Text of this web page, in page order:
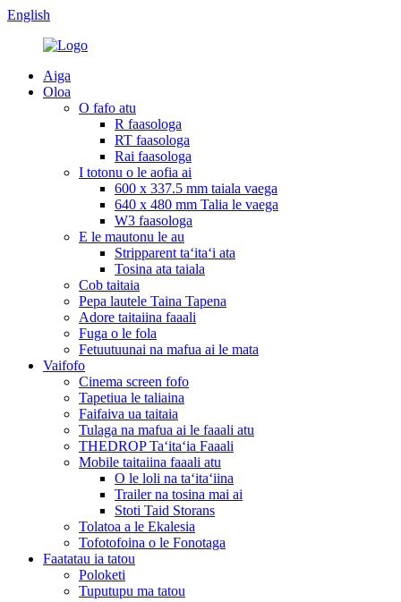
English
Aiga
Oloa
O fafo atu
R faasologa
RT faasologa
Rai faasologa
I totonu o le aofia ai
600 x 337.5 mm taiala vaega
640 x 480 mm Talia le vaega
W3 faasologa
E le mautonu le au
Stripparent taʻitaʻi ata
Tosina ata taiala
Cob taitaia
Pepa lautele Taina Tapena
Adore taitaiina faaali
Fuga o le fola
Fetuutuunai na mafua ai le mata
Vaifofo
Cinema screen fofo
Tapetiua le taliaina
Faifaiva ua taitaia
Tulaga na mafua ai le faaali atu
THEDROP Taʻitaʻia Faaali
Mobile taitaiina faaali atu
O le loli na taʻitaʻiina
Trailer na tosina mai ai
Stoti Taid Storans
Tolatoa a le Ekalesia
Tofotofoina o le Fonotaga
Faatatau ia tatou
Poloketi
Tuputupu ma tatou